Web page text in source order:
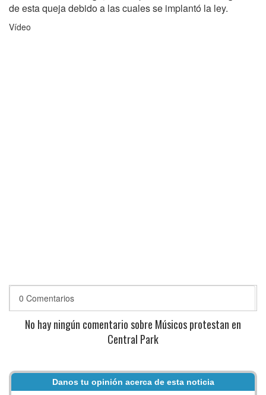
de esta queja debido a las cuales se implantó la ley.
Vídeo
0 Comentarios
No hay ningún comentario sobre Músicos protestan en
Central Park
Danos tu opinión acerca de esta noticia